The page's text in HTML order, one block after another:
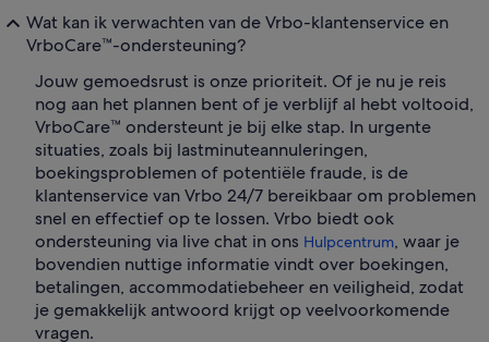
Wat kan ik verwachten van de Vrbo-klantenservice en
VrboCare™-ondersteuning?
Jouw gemoedsrust is onze prioriteit. Of je nu je reis
nog aan het plannen bent of je verblijf al hebt voltooid,
VrboCare™ ondersteunt je bij elke stap. In urgente
situaties, zoals bij lastminuteannuleringen,
boekingsproblemen of potentiële fraude, is de
klantenservice van Vrbo 24/7 bereikbaar om problemen
snel en effectief op te lossen. Vrbo biedt ook
ondersteuning via live chat in ons Hulpcentrum, waar je
bovendien nuttige informatie vindt over boekingen,
betalingen, accommodatiebeheer en veiligheid, zodat
je gemakkelijk antwoord krijgt op veelvoorkomende
vragen.